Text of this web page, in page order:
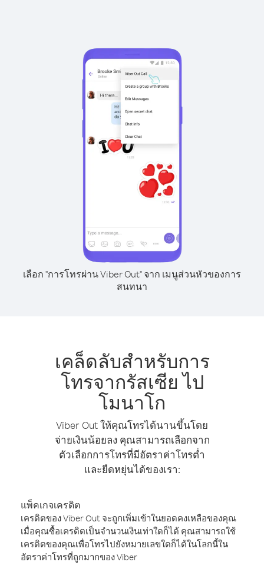
เลือก "การโทรผ่าน Viber Out" จาก เมนูส่วนหัวของการ
สนทนา
เคล็ดลับสำหรับการ
โทรจากรัสเซีย ไป
โมนาโก
Viber Out ให้คุณโทรได้นานขึ้นโดย
จ่ายเงินน้อยลง คุณสามารถเลือกจาก
ตัวเลือกการโทรที่มีอัตราค่าโทรต่ำ
และยืดหยุ่นได้ของเรา:
แพ็คเกจเครดิต
เครดิตของ Viber Out จะถูกเพิ่มเข้าในยอดคงเหลือของคุณ
เมื่อคุณซื้อเครดิตเป็นจำนวนเงินเท่าใดก็ได้ คุณสามารถใช้
เครดิตของคุณเพื่อโทรไปยังหมายเลขใดก็ได้ในโลกนี้ใน
อัตราค่าโทรที่ถูกมากของ Viber